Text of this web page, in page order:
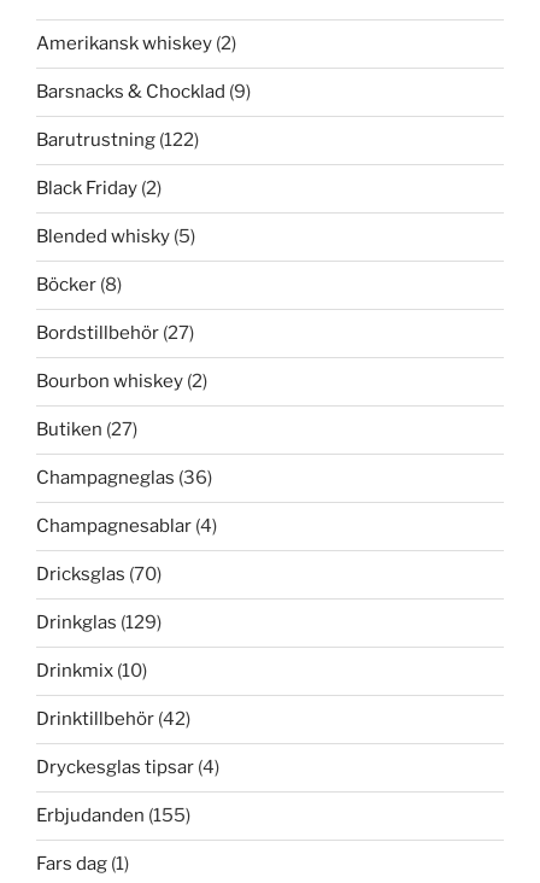
Amerikansk whiskey (2)
Barsnacks & Chocklad (9)
Barutrustning (122)
Black Friday (2)
Blended whisky (5)
Böcker (8)
Bordstillbehör (27)
Bourbon whiskey (2)
Butiken (27)
Champagneglas (36)
Champagnesablar (4)
Dricksglas (70)
Drinkglas (129)
Drinkmix (10)
Drinktillbehör (42)
Dryckesglas tipsar (4)
Erbjudanden (155)
Fars dag (1)